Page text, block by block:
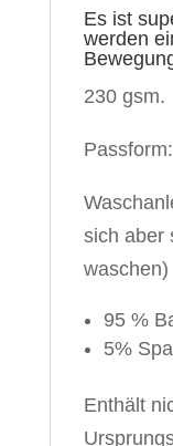
Es ist
werden
230 gsm.
sich aber
waschen)
95 %
5%
Enthält